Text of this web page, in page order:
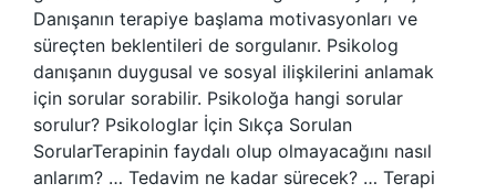
Danışanın terapiye başlama motivasyonları ve
süreçten beklentileri de sorgulanır. Psikolog
danışanın duygusal ve sosyal ilişkilerini anlamak
için sorular sorabilir. Psikoloğa hangi sorular
sorulur? Psikologlar İçin Sıkça Sorulan
SorularTerapinin faydalı olup olmayacağını nasıl
anlarım? … Tedavim ne kadar sürecek? … Terapi